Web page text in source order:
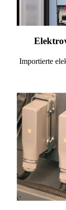
Importierte